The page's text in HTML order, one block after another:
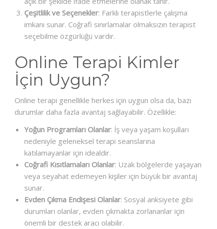
Çeşitlilik ve Seçenekler: Farklı terapistlerle çalışma
imkanı sunar. Coğrafi sınırlamalar olmaksızın terapist
seçebilme özgürlüğü vardır.
Online Terapi Kimler
İçin Uygun?
Online terapi genellikle herkes için uygun olsa da, bazı
durumlar daha fazla avantaj sağlayabilir. Özellikle:
Yoğun Programları Olanlar: İş veya yaşam koşulları
nedeniyle geleneksel terapi seanslarına
katılamayanlar için idealdir.
Coğrafi Kısıtlamaları Olanlar: Uzak bölgelerde yaşayan
veya seyahat edemeyen kişiler için büyük bir avantaj
sunar.
Evden Çıkma Endişesi Olanlar: Sosyal anksiyete gibi
durumları olanlar, evden çıkmakta zorlananlar için
önemli bir destek aracı olabilir.